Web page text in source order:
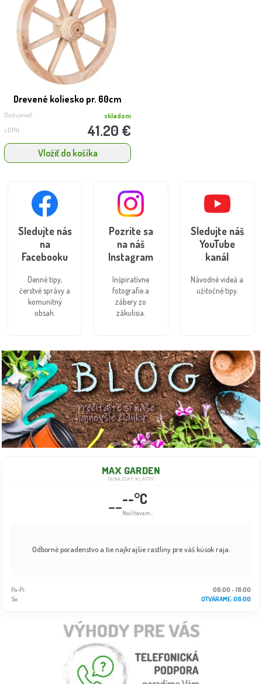
MAX GARDEN
DUNAJSKÝ KLÁTOV
----°C
Načítavam...
Odborné poradenstvo a tie najkrajšie rastliny pre váš kúsok raja.
Po-Pi:
08:00 - 18:00
So:
OTVÁRAME: 08:00
Drevené koliesko pr. 60cm
Dostupnosť: skladom
s DPH 41.20 €
Vložiť do košíka
Sledujte nás
na
Facebooku
Denné tipy,
čerstvé správy a
komunitný
obsah.
Pozrite sa
na náš
Instagram
Inšpiratívne
fotografie a
zábery zo
zákulisia.
Sledujte náš
YouTube
kanál
Návodné videá a
užitočné tipy.